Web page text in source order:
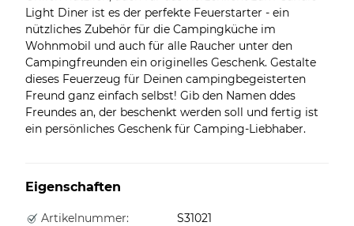
Light Diner ist es der perfekte Feuerstarter - ein
nützliches Zubehör für die Campingküche im
Wohnmobil und auch für alle Raucher unter den
Campingfreunden ein originelles Geschenk. Gestalte
dieses Feuerzeug für Deinen campingbegeisterten
Freund ganz einfach selbst! Gib den Namen ddes
Freundes an, der beschenkt werden soll und fertig ist
ein persönliches Geschenk für Camping-Liebhaber.
Eigenschaften
Artikelnummer:
S31021